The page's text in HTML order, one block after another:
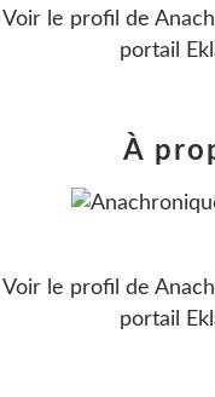
Voir le profil de
portail
À
Voir le profil de
portail